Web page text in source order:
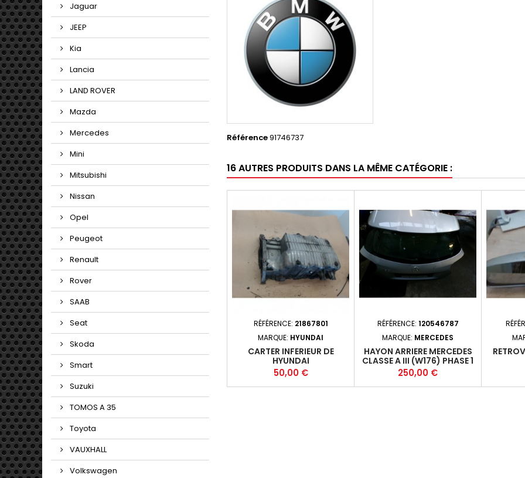
Jaguar
JEEP
Kia
Lancia
LAND ROVER
Mazda
Mercedes
Mini
Mitsubishi
Nissan
Opel
Peugeot
Renault
Rover
SAAB
Seat
Skoda
Smart
Suzuki
TOMOS A 35
Toyota
VAUXHALL
Volkswagen
Référence91746737
16 AUTRES PRODUITS DANS LA MÊME CATÉGORIE :
RÉFÉRENCE: 21867801
MARQUE: HYUNDAI
CARTER INFERIEUR DE
HYUNDAI
Prix
50,00 €
RÉFÉRENCE: 120546787
MARQUE: MERCEDES
HAYON ARRIERE MERCEDES
CLASSE A III (W176) PHASE 1
- 5P 2012-06-2015-12 +
Prix
250,00 €